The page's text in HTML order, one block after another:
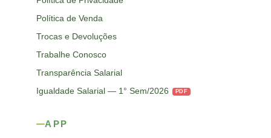
Política de Venda
Trocas e Devoluções
Trabalhe Conosco
Transparência Salarial
Igualdade Salarial — 1° Sem/2026
PDF
APP